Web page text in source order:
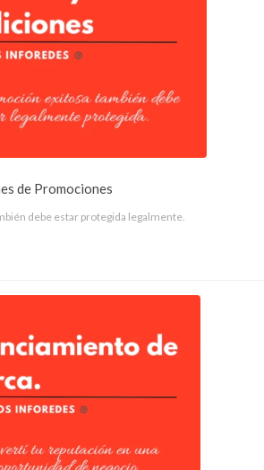
de Promociones
debe estar protegida legalmente.